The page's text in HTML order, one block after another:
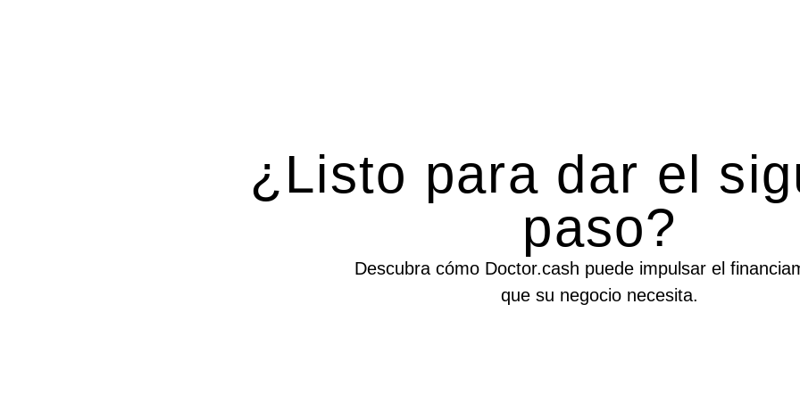
¿Listo para dar el
paso?
Descubra cómo Doctor.cash puede impulsar el
que su negocio necesita.